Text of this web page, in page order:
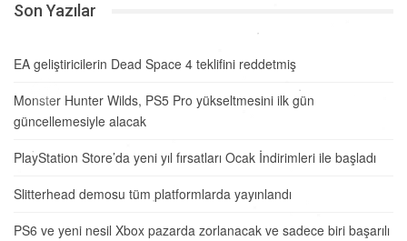
Son Yazılar
EA geliştiricilerin Dead Space 4 teklifini reddetmiş
Monster Hunter Wilds, PS5 Pro yükseltmesini ilk gün
güncellemesiyle alacak
PlayStation Store’da yeni yıl fırsatları Ocak İndirimleri ile başladı
Slitterhead demosu tüm platformlarda yayınlandı
PS6 ve yeni nesil Xbox pazarda zorlanacak ve sadece biri başarılı